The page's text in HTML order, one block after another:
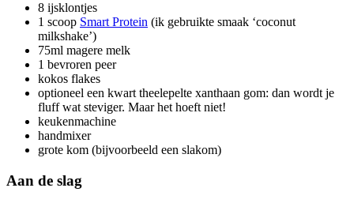
8 ijsklontjes
1 scoop Smart Protein (ik gebruikte smaak ‘coconut
milkshake’)
75ml magere melk
1 bevroren peer
kokos flakes
optioneel een kwart theelepelte xanthaan gom: dan wordt je
fluff wat steviger. Maar het hoeft niet!
keukenmachine
handmixer
grote kom (bijvoorbeeld een slakom)
Aan de slag